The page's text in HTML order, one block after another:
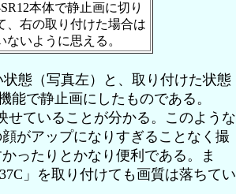
本体で静止画に切り
、右の取り付けた場合は
いように思える。
態（写真左）と、取り付けた状態
能で静止画にしたものである。
せていることが分かる。このような
がアップになりすぎることなく撮
ったりとかなり便利である。ま
」を取り付けても画質は落ちてい